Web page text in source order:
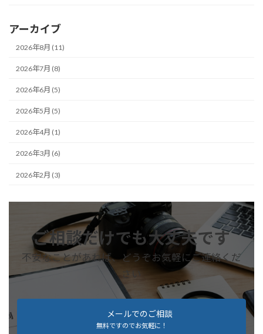
アーカイブ
2026年8月 (11)
2026年7月 (8)
2026年6月 (5)
2026年5月 (5)
2026年4月 (1)
2026年3月 (6)
2026年2月 (3)
ご相談だけでも大丈夫です
不安なことがあれば、どうぞお気軽にご連絡くだ
さい
メールでのご相談
無料ですのでお気軽に！